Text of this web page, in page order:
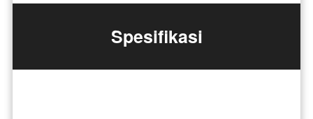
Spesifikasi